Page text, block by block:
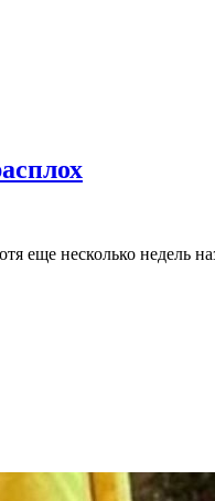
еще несколько недель